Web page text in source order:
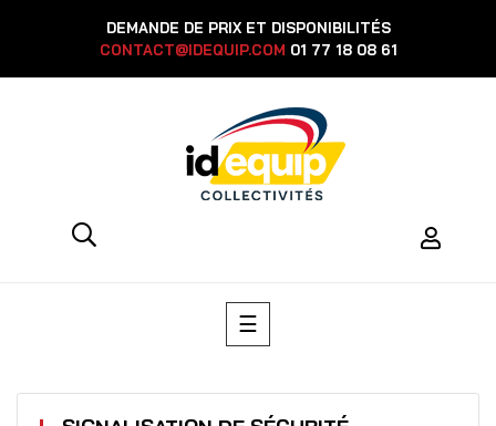
DEMANDE DE PRIX ET DISPONIBILITÉS
CONTACT@IDEQUIP.COM 01 77 18 08 61
Basculer
la
☰